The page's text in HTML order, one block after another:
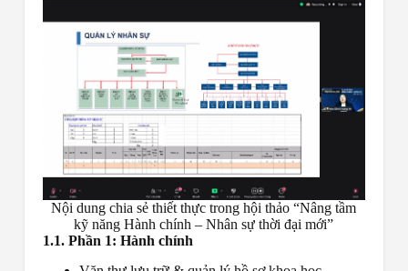
Nội dung chia sẻ thiết thực trong hội thảo “Nâng tầm
kỹ năng Hành chính – Nhân sự thời đại mới”
1.1. Phần 1: Hành chính